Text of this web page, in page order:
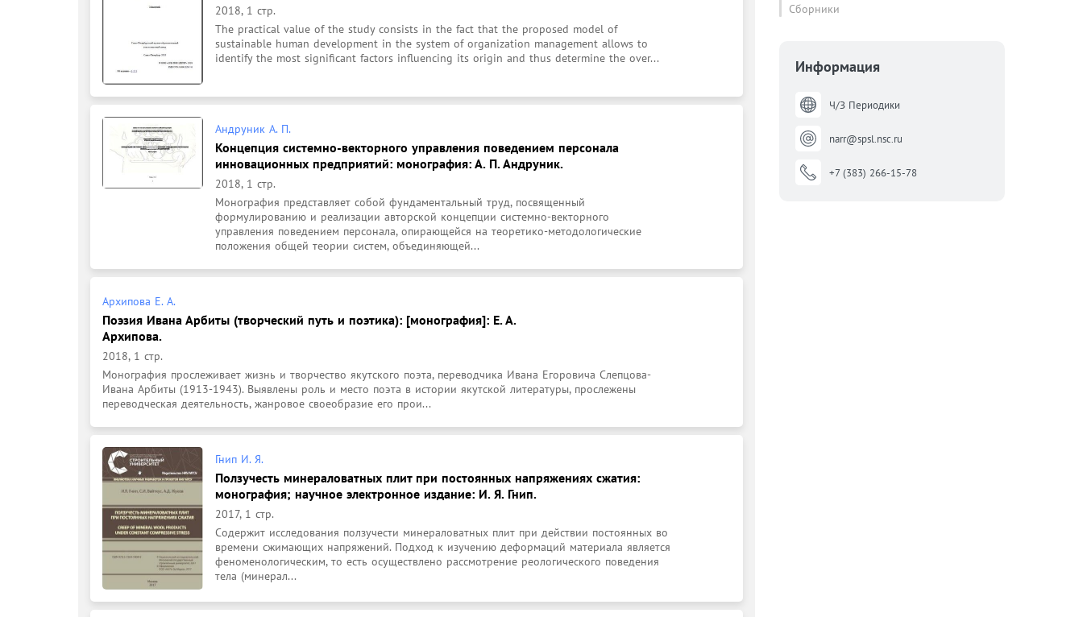
2018, 1 стр.
The practical value of the study consists in the fact that the proposed model of
sustainable human development in the system of organization management allows to
identify the most significant factors influencing its origin and thus determine the over...
Андруник А. П.
Концепция системно-векторного управления поведением персонала
инновационных предприятий: монография: А. П. Андруник.
2018, 1 стр.
Монография представляет собой фундаментальный труд, посвященный
формулированию и реализации авторской концепции системно-векторного
управления поведением персонала, опирающейся на теоретико-методологические
положения общей теории систем, объединяющей...
Архипова Е. А.
Поэзия Ивана Арбиты (творческий путь и поэтика): [монография]: Е. А.
Архипова.
2018, 1 стр.
Монография прослеживает жизнь и творчество якутского поэта, переводчика Ивана Егоровича Слепцова-
Ивана Арбиты (1913-1943). Выявлены роль и место поэта в истории якутской литературы, прослежены
переводческая деятельность, жанровое своеобразие его прои...
Гнип И. Я.
Ползучесть минераловатных плит при постоянных напряжениях сжатия:
монография; научное электронное издание: И. Я. Гнип.
2017, 1 стр.
Содержит исследования ползучести минераловатных плит при действии постоянных во
времени сжимающих напряжений. Подход к изучению деформаций материала является
феноменологическим, то есть осуществлено рассмотрение реологического поведения
тела (минерал...
Сборники
Информация
Ч/З Периодики
narr@spsl.nsc.ru
+7 (383) 266-15-78